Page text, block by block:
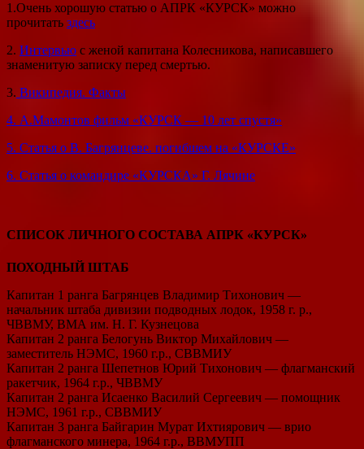
1.Очень хорошую статью о АПРК «КУРСК» можно
прочитать здесь
2. Интервью с женой капитана Колесникова, написавшего
знаменитую записку перед смертью.
3. Википедия. Факты
4. А.Мамонтов фильм «КУРСК — 10 лет спустя»
5. Статья о В. Багрянцеве. погибшем на «КУРСКЕ»
6. Статья о командире «КУРСКА» Г. Лячине
СПИСОК ЛИЧНОГО СОСТАВА АПРК «КУРСК»
ПОХОДНЫЙ ШТАБ
Капитан 1 ранга Багрянцев Владимир Тихонович —
начальник штаба дивизии подводных лодок, 1958 г. р.,
ЧВВМУ, ВМА им. Н. Г. Кузнецова
Капитан 2 ранга Белогунь Виктор Михайлович —
заместитель НЭМС, 1960 г.р., СВВМИУ
Капитан 2 ранга Шепетнов Юрий Тихонович — флагманский
ракетчик, 1964 г.р., ЧВВМУ
Капитан 2 ранга Исаенко Василий Сергеевич — помощник
НЭМС, 1961 г.р., СВВМИУ
Капитан 3 ранга Байгарин Мурат Ихтиярович — врио
флагманского минера, 1964 г.р., ВВМУПП